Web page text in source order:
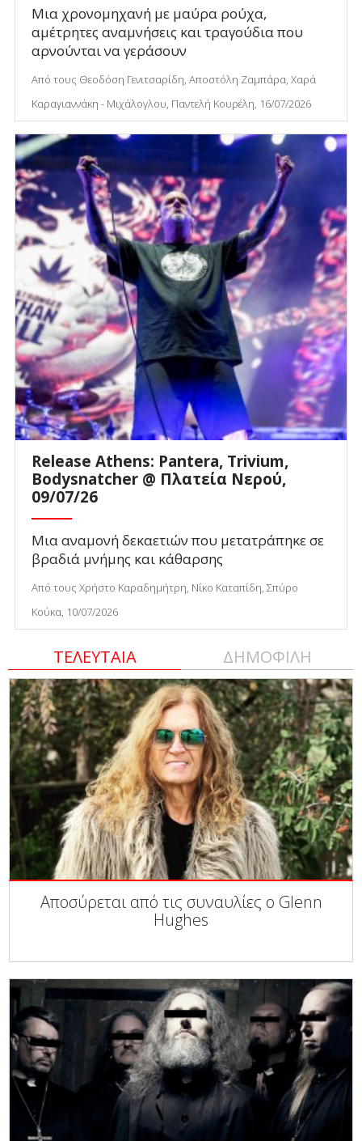
Μια χρονομηχανή με μαύρα ρούχα,
αμέτρητες αναμνήσεις και τραγούδια που
αρνούνται να γεράσουν
Από τους Θεοδόση Γενιτσαρίδη, Αποστόλη Ζαμπάρα, Χαρά
Καραγιαννάκη - Μιχάλογλου, Παντελή Κουρέλη, 16/07/2026
Release Athens: Pantera, Trivium,
Bodysnatcher @ Πλατεία Νερού,
09/07/26
Μια αναμονή δεκαετιών που μετατράπηκε σε
βραδιά μνήμης και κάθαρσης
Από τους Χρήστο Καραδημήτρη, Νίκο Καταπίδη, Σπύρο
Κούκα, 10/07/2026
ΤΕΛΕΥΤΑΙΑ ΔΗΜΟΦΙΛΗ
Αποσύρεται από τις συναυλίες ο Glenn
Hughes